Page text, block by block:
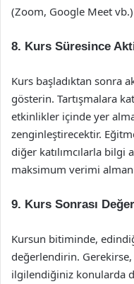
(Zoom, Google Meet
8. Kurs Süresince
Kurs başladıktan sonra
gösterin. Tartışmalara
etkinlikler içinde yer
zenginleştirecektir.
diğer katılımcılarla bilgi
maksimum verimi
9. Kurs Sonrası
Kursun bitiminde,
değerlendirin.
ilgilendiğiniz konularda